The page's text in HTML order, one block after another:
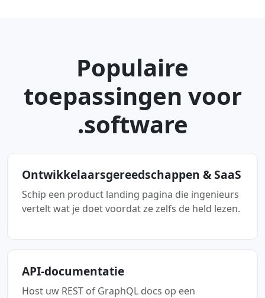
Populaire
toepassingen voor
.software
Ontwikkelaarsgereedschappen & SaaS
Schip een product landing pagina die ingenieurs
vertelt wat je doet voordat ze zelfs de held lezen.
API-documentatie
Host uw REST of GraphQL docs op een